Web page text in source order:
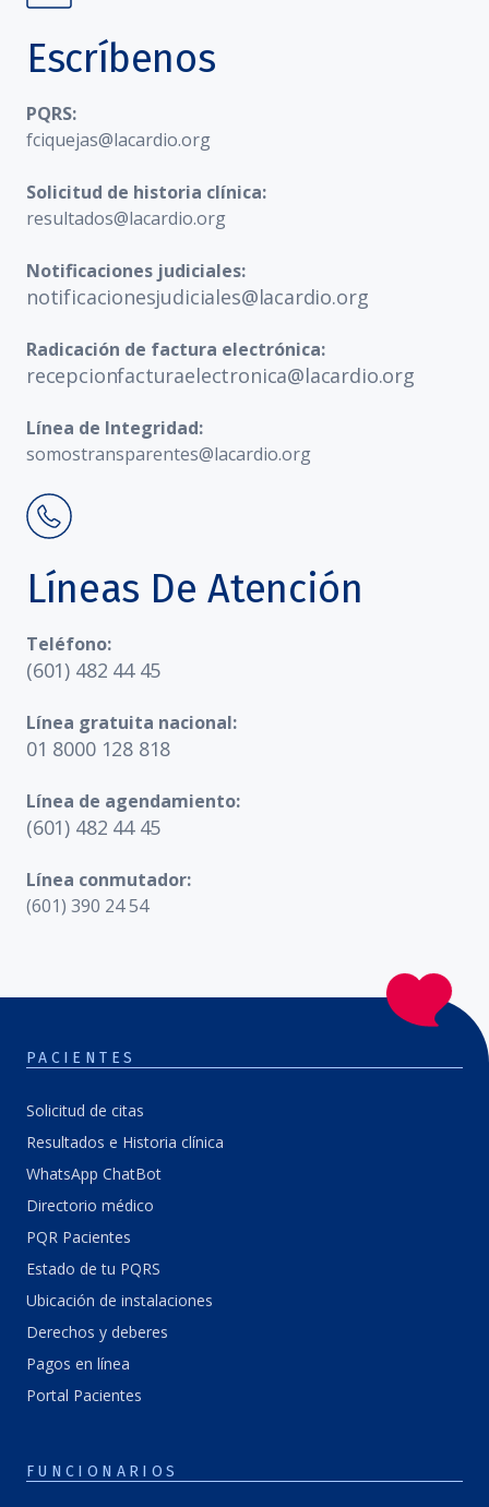
Escríbenos
PQRS:
fciquejas@lacardio.org
Solicitud de historia clínica:
resultados@lacardio.org
Notificaciones judiciales:
notificacionesjudiciales@lacardio.org
Radicación de factura electrónica:
recepcionfacturaelectronica@lacardio.org
Línea de Integridad:
somostransparentes@lacardio.org
Líneas De Atención
Teléfono:
(601) 482 44 45
Línea gratuita nacional:
01 8000 128 818
Línea de agendamiento:
(601) 482 44 45
Línea conmutador:
(601) 390 24 54
PACIENTES
Solicitud de citas
Resultados e Historia clínica
WhatsApp ChatBot
Directorio médico
PQR Pacientes
Estado de tu PQRS
Ubicación de instalaciones
Derechos y deberes
Pagos en línea
Portal Pacientes
FUNCIONARIOS